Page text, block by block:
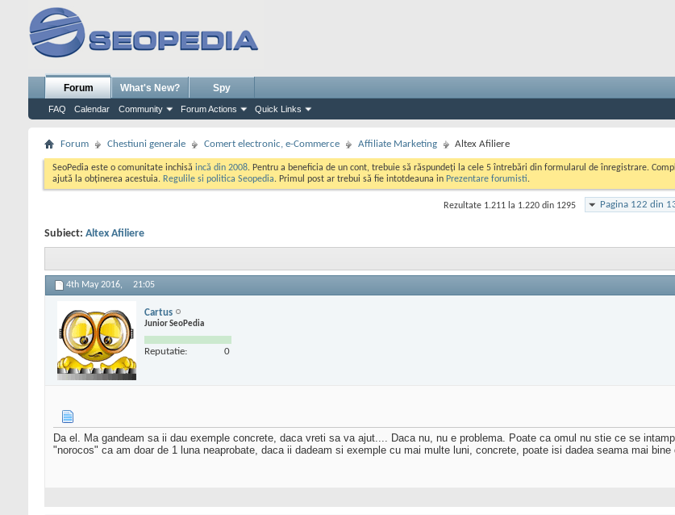
Forum
FAQ Calendar Community Forum Actions Quick Links
What's New? Spy
Forum Chestiuni generale Comert electronic, e-Commerce Affiliate Marketing Altex Afiliere
SeoPedia este o comunitate inchisă incă din 2008. Pentru a beneficia de un cont, trebuie să răspundeți la cele 5 întrebări din formularul de înregistrare.
ajută la obținerea acestuia. Regulile si politica Seopedia. Primul post ar trebui să fie intotdeauna in Prezentare forumisti.
Pagina 122 din
Rezultate 1.211 la 1.220 din 1295
Subiect: Altex Afiliere
4th May 2016, 21:05
Cartus
Junior SeoPedia
Reputatie: 0
Da el. Ma gandeam sa ii dau exemple concrete, daca vreti sa va ajut.... Daca nu, nu e problema. Poate ca omul nu stie ce se
"norocos" ca am doar de 1 luna neaprobate, daca ii dadeam si exemple cu mai multe luni, concrete, poate isi dadea seama mai bine